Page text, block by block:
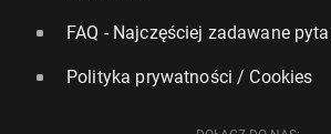
FAQ - Najczęściej zadawane
Polityka prywatności / Cookies